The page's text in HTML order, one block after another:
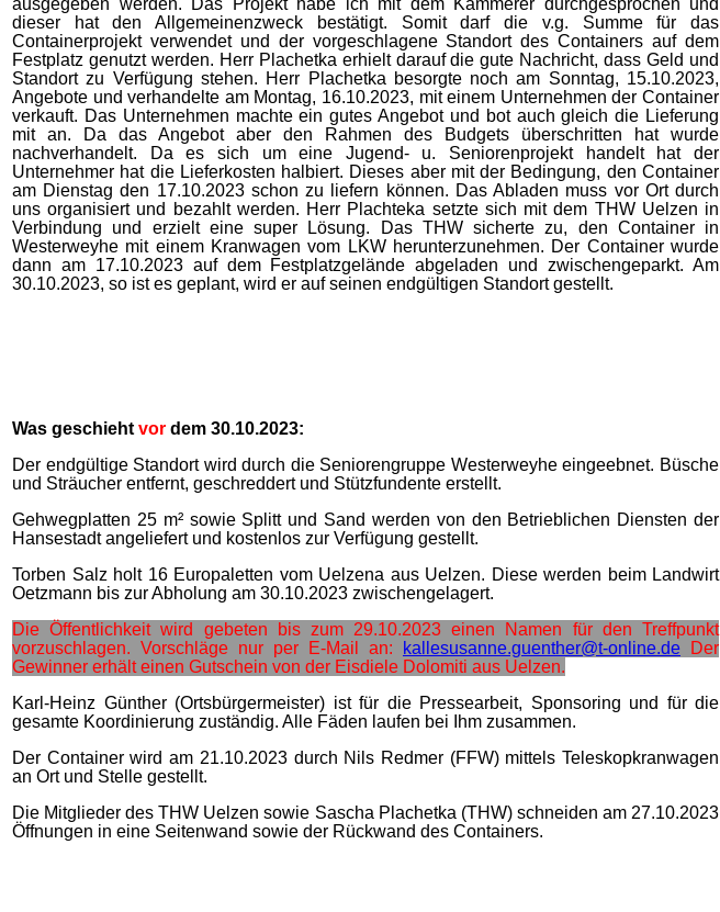
ausgegeben werden. Das Projekt habe ich mit dem Kämmerer durchgesprochen und
dieser hat den Allgemeinenzweck bestätigt. Somit darf die v.g. Summe für das
Containerprojekt verwendet und der vorgeschlagene Standort des Containers auf dem
Festplatz genutzt werden. Herr Plachetka erhielt darauf die gute Nachricht, dass Geld und
Standort zu Verfügung stehen. Herr Plachetka besorgte noch am Sonntag, 15.10.2023,
Angebote und verhandelte am Montag, 16.10.2023, mit einem Unternehmen der Container
verkauft. Das Unternehmen machte ein gutes Angebot und bot auch gleich die Lieferung
mit an. Da das Angebot aber den Rahmen des Budgets überschritten hat wurde
nachverhandelt. Da es sich um eine Jugend- u. Seniorenprojekt handelt hat der
Unternehmer hat die Lieferkosten halbiert. Dieses aber mit der Bedingung, den Container
am Dienstag den 17.10.2023 schon zu liefern können. Das Abladen muss vor Ort durch
uns organisiert und bezahlt werden. Herr Plachteka setzte sich mit dem THW Uelzen in
Verbindung und erzielt eine super Lösung. Das THW sicherte zu, den Container in
Westerweyhe mit einem Kranwagen vom LKW herunterzunehmen. Der Container wurde
dann am 17.10.2023 auf dem Festplatzgelände abgeladen und zwischengeparkt. Am
30.10.2023, so ist es geplant, wird er auf seinen endgültigen Standort gestellt.
Was geschieht vor dem 30.10.2023:
Der endgültige Standort wird durch die Seniorengruppe Westerweyhe eingeebnet. Büsche
und Sträucher entfernt, geschreddert und Stützfundente erstellt.
Gehwegplatten 25 m² sowie Splitt und Sand werden von den Betrieblichen Diensten der
Hansestadt angeliefert und kostenlos zur Verfügung gestellt.
Torben Salz holt 16 Europaletten vom Uelzena aus Uelzen. Diese werden beim Landwirt
Oetzmann bis zur Abholung am 30.10.2023 zwischengelagert.
Die Öffentlichkeit wird gebeten bis zum 29.10.2023 einen Namen für den Treffpunkt
vorzuschlagen. Vorschläge nur per E-Mail an:
kallesusanne.guenther@t-online.de Der
Gewinner erhält einen Gutschein von der Eisdiele Dolomiti aus Uelzen.
Karl-Heinz Günther (Ortsbürgermeister) ist für die Pressearbeit, Sponsoring und für die
gesamte Koordinierung zuständig. Alle Fäden laufen bei Ihm zusammen.
Der Container wird am 21.10.2023 durch Nils Redmer (FFW) mittels Teleskopkranwagen
an Ort und Stelle gestellt.
Die Mitglieder des THW Uelzen sowie Sascha Plachetka (THW) schneiden am 27.10.2023
Öffnungen in eine Seitenwand sowie der Rückwand des Containers.